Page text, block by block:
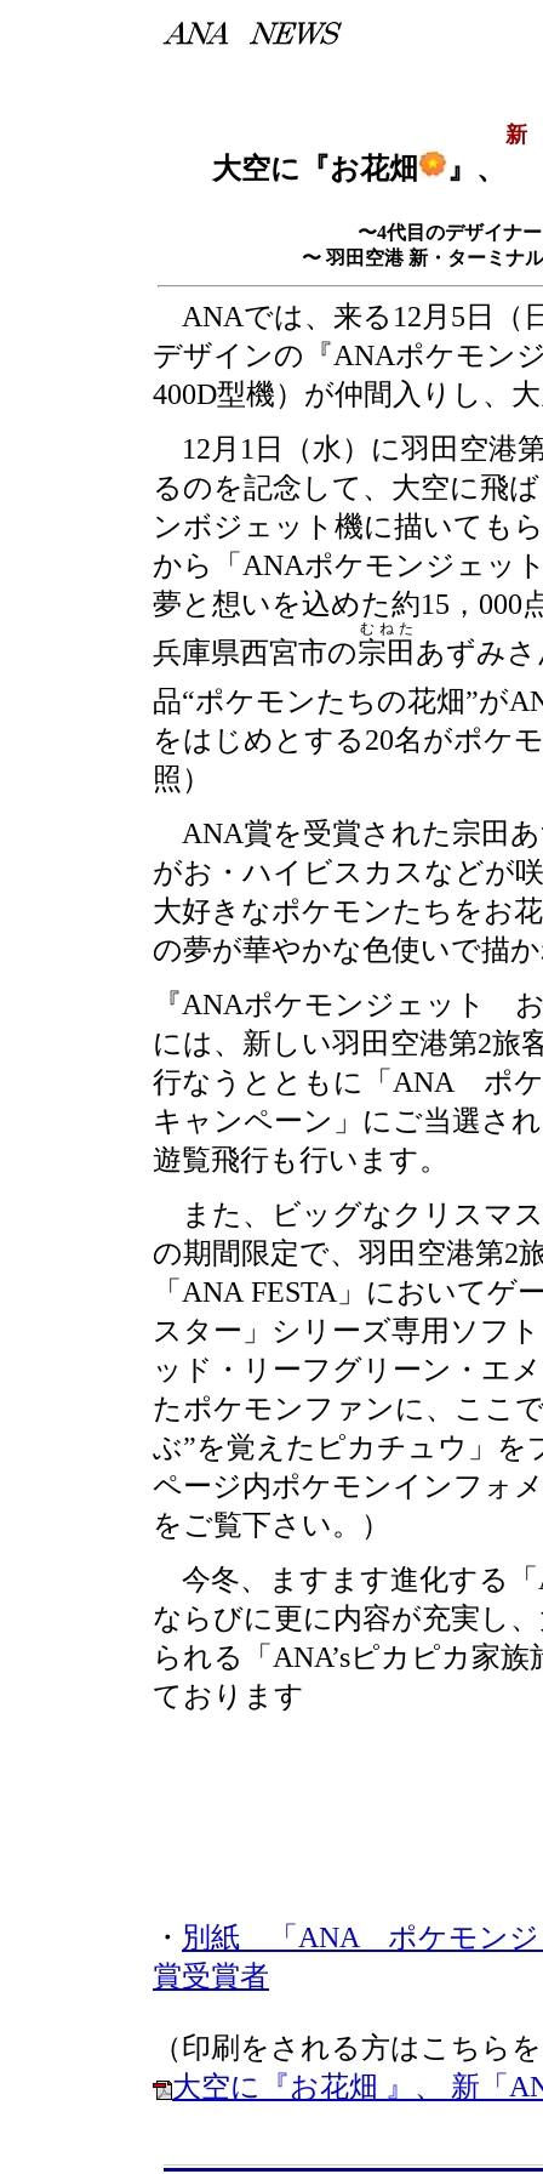
新
大空に『お花畑 』、
〜4代目のデザイナ
〜 羽田空港 新・ターミナ
ANAでは、来る12月5日（
デザインの『ANAポケモン
400D型機）が仲間入りし、
12月1日（水）に羽田空港
るのを記念して、大空に飛
ンボジェット機に描いても
から「ANAポケモンジェッ
夢と想いを込めた約15，000
兵庫県西宮市の宗田
むねた
あずみ
品“ポケモンたちの花畑”が
をはじめとする20名がポケ
照）
ANA賞を受賞された宗田
がお・ハイビスカスなどが
大好きなポケモンたちをお
の夢が華やかな色使いで描
『ANAポケモンジェット
には、新しい羽田空港第2旅
行なうとともに「ANA ポ
キャンペーン」にご当選さ
遊覧飛行も行います。
また、ビッグなクリスマス
の期間限定で、羽田空港第2
「ANA FESTA」において
スター」シリーズ専用ソフ
ッド・リーフグリーン・エ
たポケモンファンに、ここ
ぶ”を覚えたピカチュウ」を
ページ内ポケモンインフォメ
をご覧下さい。）
今冬、ますます進化する
ならびに更に内容が充実し
られる「ANA’sピカピカ家
ております
・ 別紙 「ANA ポケモン
賞受賞者
（印刷をされる方はこちら
大空に『お花畑 』、 新「